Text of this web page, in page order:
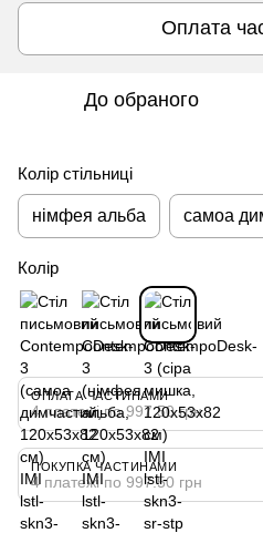
Оплата
До обраного
Колір стільниці
німфея альба самоа
Колір
ОПЛАТА ЧАСТИНАМИ
4 платежі по 997.50 грн
ПОКУПКА ЧАСТИНАМИ
4 платежі по 997.50 грн